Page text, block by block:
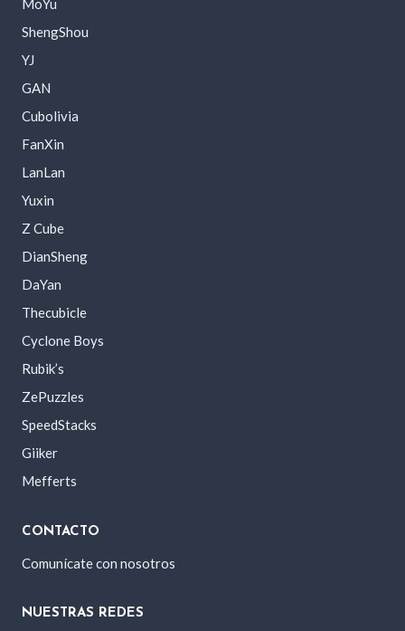
MoYu
ShengShou
YJ
GAN
Cubolivia
FanXin
LanLan
Yuxin
Z Cube
DianSheng
DaYan
Thecubicle
Cyclone Boys
Rubik’s
ZePuzzles
SpeedStacks
Giiker
Mefferts
CONTACTO
Comunícate con nosotros
NUESTRAS REDES